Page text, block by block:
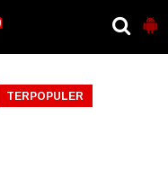
TERPOPULER